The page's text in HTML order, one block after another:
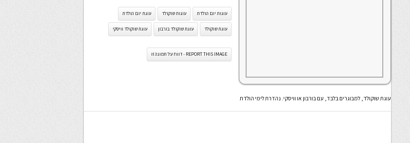
עוגות יום הולדת עוגות שוקולד עוגת יום הולדת
עוגת שוקולד עוגת שוקולד בורבון עוגת שוקולד וויסקי
REPORT THIS IMAGE - דווח על תמונה זו
עוגת שוקולד, למבוגרים בלבד, עם בורבון או וויסקי. נהדרת לימי הולדת